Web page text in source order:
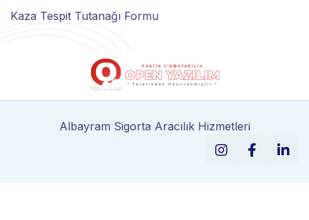
Kaza Tespit Tutanağı Formu
Albayram Sigorta Aracılık Hizmetleri